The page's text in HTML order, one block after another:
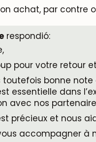
achat, par contre
respondió:
pour votre retour
toutefois bonne
essentielle dans
avec nos
précieux et nous
accompagner à